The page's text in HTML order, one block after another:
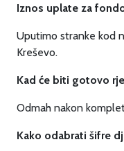
Iznos uplate za
Uputimo stranke kod
Kreševo.
Kad će biti gotovo
Odmah nakon
Kako odabrati šifre